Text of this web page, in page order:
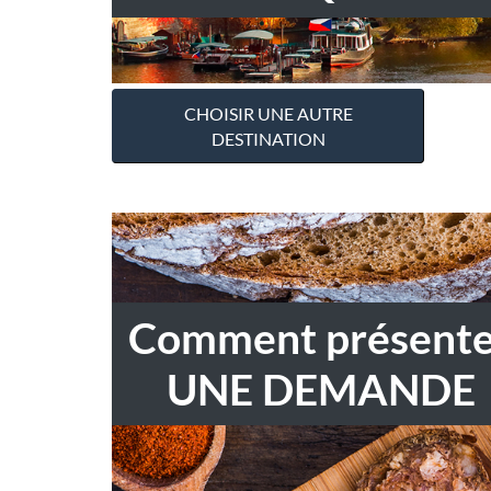
CHOISIR UNE AUTRE
DESTINATION
Comment
UNE DEMANDE